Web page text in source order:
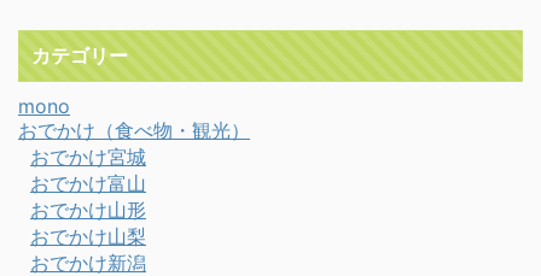
カテゴリー
mono
おでかけ（食べ物・観光）
おでかけ宮城
おでかけ富山
おでかけ山形
おでかけ山梨
おでかけ新潟